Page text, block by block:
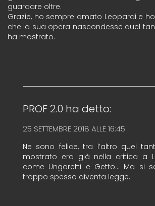
guardare oltre.
Grazie, ho sempre amato Leopardi e
che la sua opera nascondesse quel
ha mostrato.
PROF 2.0 ha detto:
25 SETTEMBRE 2018 ALLE 16:45
Ne sono felice, tra l’altro quel
mostrato era già nella critica a
come Ungaretti e Getto… Ma si
troppo spesso diventa legge.